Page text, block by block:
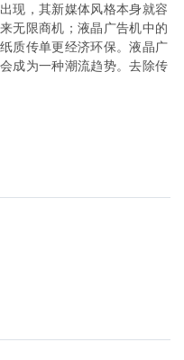
现，其新媒体风格本身就容
无限商机；液晶广告机中的
质传单更经济环保。液晶广
成为一种潮流趋势。去除传